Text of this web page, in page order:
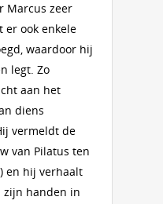
Marcus zeer
er ook enkele
waardoor hij
legt. Zo
aan het
diens
vermeldt de
van Pilatus ten
en hij verhaalt
zijn handen in